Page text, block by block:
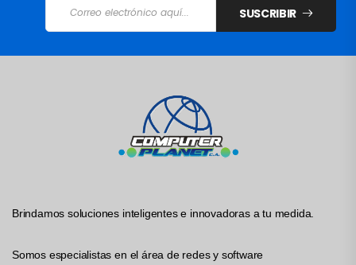
SUSCRIBIR
Brindamos soluciones inteligentes e innovadoras a tu medida.
Somos especialistas en el área de redes y software